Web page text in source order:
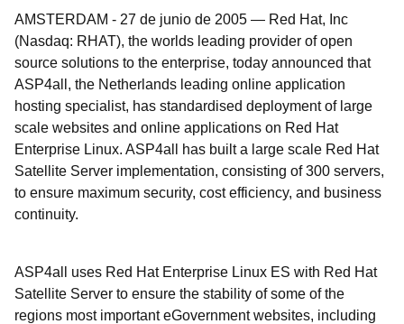
AMSTERDAM - 27 de junio de 2005 — Red Hat, Inc
(Nasdaq: RHAT), the worlds leading provider of open
source solutions to the enterprise, today announced that
ASP4all, the Netherlands leading online application
hosting specialist, has standardised deployment of large
scale websites and online applications on Red Hat
Enterprise Linux. ASP4all has built a large scale Red Hat
Satellite Server implementation, consisting of 300 servers,
to ensure maximum security, cost efficiency, and business
continuity.
ASP4all uses Red Hat Enterprise Linux ES with Red Hat
Satellite Server to ensure the stability of some of the
regions most important eGovernment websites, including